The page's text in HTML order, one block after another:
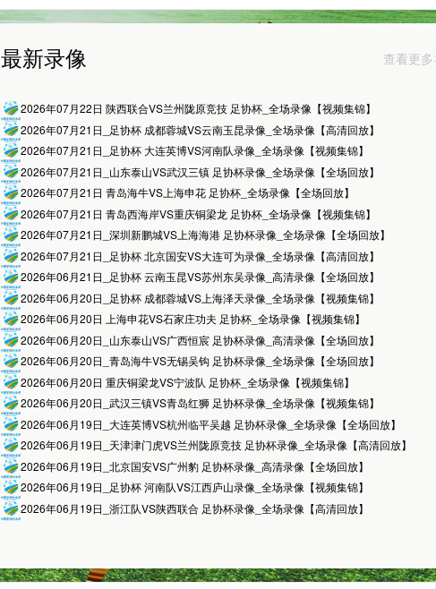
最新录像 查看更多
2026年07月22日 陕西联合VS兰州陇原竞技 足协杯_全场录像【视频集锦】
2026年07月21日_足协杯 成都蓉城VS云南玉昆录像_全场录像【高清回放】
2026年07月21日_足协杯 大连英博VS河南队录像_全场录像【视频集锦】
2026年07月21日_山东泰山VS武汉三镇 足协杯录像_全场录像【全场回放】
2026年07月21日 青岛海牛VS上海申花 足协杯_全场录像【全场回放】
2026年07月21日 青岛西海岸VS重庆铜梁龙 足协杯_全场录像【视频集锦】
2026年07月21日_深圳新鹏城VS上海海港 足协杯录像_全场录像【全场回放】
2026年07月21日_足协杯 北京国安VS大连可为录像_全场录像【高清回放】
2026年06月21日_足协杯 云南玉昆VS苏州东吴录像_高清录像【全场回放】
2026年06月20日_足协杯 成都蓉城VS上海泽天录像_全场录像【视频集锦】
2026年06月20日 上海申花VS石家庄功夫 足协杯_全场录像【视频集锦】
2026年06月20日_山东泰山VS广西恒宸 足协杯录像_高清录像【全场回放】
2026年06月20日_青岛海牛VS无锡吴钩 足协杯录像_全场录像【全场回放】
2026年06月20日 重庆铜梁龙VS宁波队 足协杯_全场录像【视频集锦】
2026年06月20日_武汉三镇VS青岛红狮 足协杯录像_全场录像【视频集锦】
2026年06月19日_大连英博VS杭州临平吴越 足协杯录像_全场录像【全场回放】
2026年06月19日_天津津门虎VS兰州陇原竞技 足协杯录像_全场录像【高清回放】
2026年06月19日_北京国安VS广州豹 足协杯录像_高清录像【全场回放】
2026年06月19日_足协杯 河南队VS江西庐山录像_全场录像【视频集锦】
2026年06月19日_浙江队VS陕西联合 足协杯录像_全场录像【高清回放】